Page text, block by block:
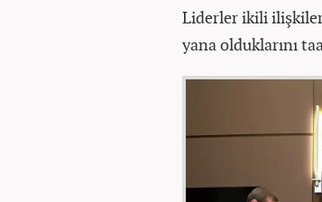
Liderler ikili
yana olduklarını